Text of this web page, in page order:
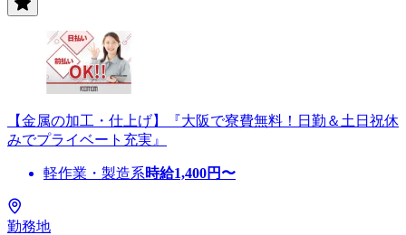
【金属の加工・仕上げ】『大阪で寮費無料！日勤＆土日祝休
みでプライベート充実』
軽作業・製造系時給1,400円〜
勤務地